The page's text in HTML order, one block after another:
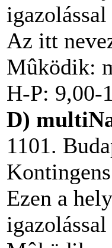
Az itt
Mûködik:
H-P: 9,00-
D)
1101.
Ezen a